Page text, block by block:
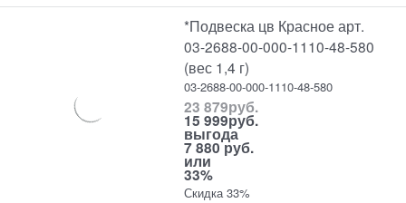
*Подвеска цв Красное арт.
03-2688-00-000-1110-48-580
(вес 1,4 г)
03-2688-00-000-1110-48-580
23 879руб.
15 999руб.
выгода
7 880 руб.
или
33%
Скидка 33%